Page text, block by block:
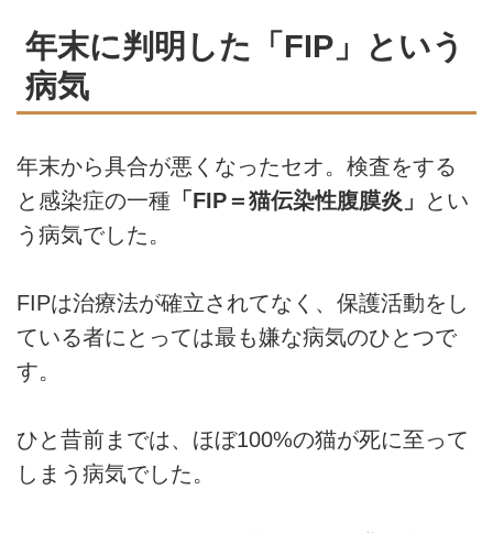
年末に判明した「FIP」という
病気
年末から具合が悪くなったセオ。検査をする
と感染症の一種 「FIP＝猫伝染性腹膜炎」
とい
う病気でした。
FIPは治療法が確立されてなく、保護活動をし
ている者にとっては最も嫌な病気のひとつで
す。
ひと昔前までは、ほぼ100%の猫が死に至って
しまう病気でした。